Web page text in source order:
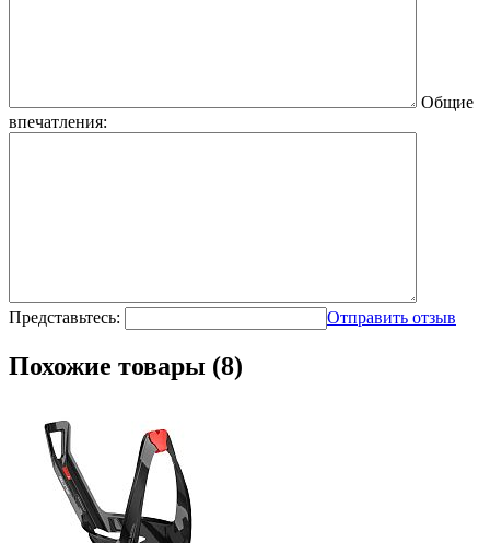
Общие
впечатления:
Представьтесь: Отправить отзыв
Похожие товары (8)